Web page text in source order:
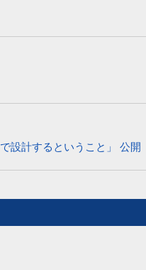
設計するということ」 公開